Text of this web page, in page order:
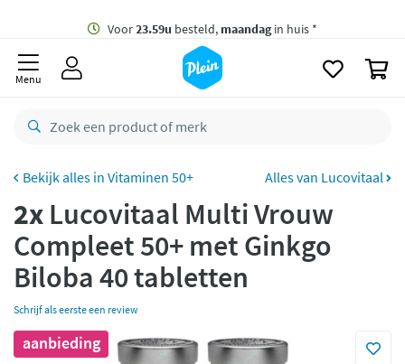
besteld,maandag
retourneren
CO2 neutraal bezorgd
Betaal met Klarna
Menu
Vitaminen 50+ Alles van Lucovitaal
2x Lucovitaal Multi Vrouw
Compleet 50+ met Ginkgo
Biloba 40 tabletten
Schrijf als eerste een review
aanbieding